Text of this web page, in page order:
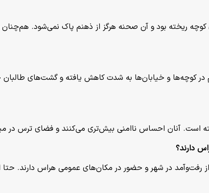
کودک ۱۲ساله بودم که خونش روی کوچه ریخته بود و آن صحنه هرگز از ذهنم
کوچه‌ها و خیابان‌ها به شدت کاهش یافته و گشت‌های طالبان
است. آنان احساس ناامنی بیش‌تری می‌کنند و فضای ترس
دارند؟
رفت‌وآمد در شهر و حضور در مکان‌های عمومی هراس دارند.